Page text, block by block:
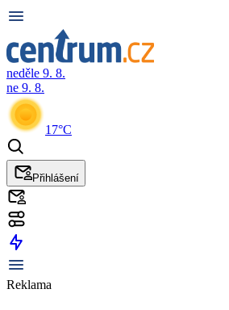
neděle 9. 8.
ne 9. 8.
17°C
Přihlášení
Reklama